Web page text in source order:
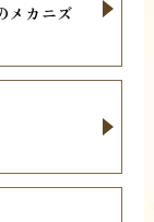
メカニズ